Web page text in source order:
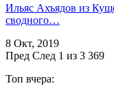
Ильяс Ахъядов из
сводного…
8 Окт, 2019
Пред След 1 из 3 369
Топ вчера: